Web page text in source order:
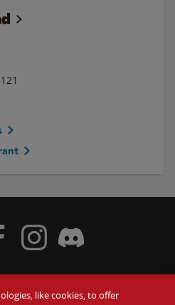
Twitter
Visit Wendy's Facebook
Visit Wendy's Instagram
Visit Wendy's Discord
like cookies, to offer